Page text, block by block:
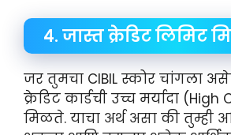
४. जास्त क्रेडिट लिमिट
जर तुमचा CIBIL स्कोर चांगला
क्रेडिट कार्डची उच्च मर्यादा
मिळते. याचा अर्थ असा की तुम्ही